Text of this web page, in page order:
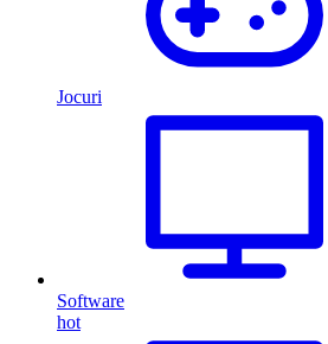
Jocuri
Software
hot